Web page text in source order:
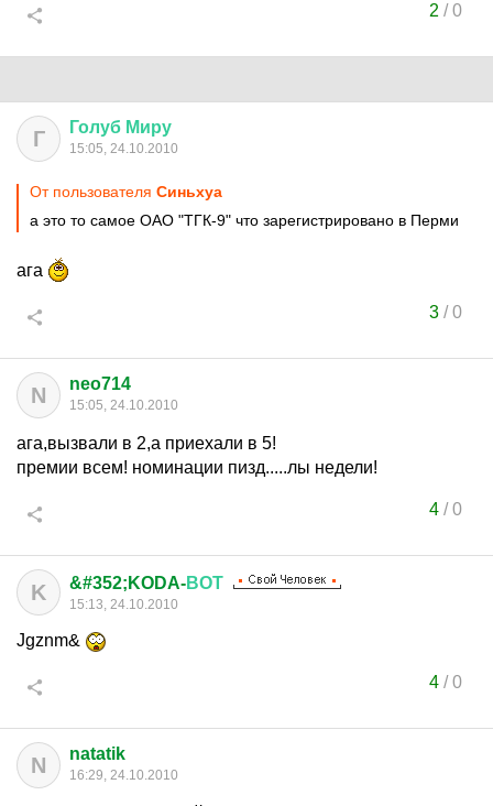
2 /0
Г Голуб Миру
15:05, 24.10.2010
От пользователя Синьхуа
а это то самое ОАО "ТГК-9" что зарегистрировано в Перми
ага
3/0
N neo714
15:05, 24.10.2010
ага,вызвали в 2,а приехали в 5!
премии всем! номинации пизд.....лы недели!
4/0
K &#352;KODA-ВОТ
15:13, 24.10.2010
Jgznm&
4/0
N natatik
16:29, 24.10.2010